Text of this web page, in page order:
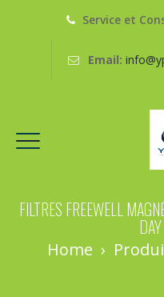
Service et
Email:
FILTRES FREEWELL
Home ›